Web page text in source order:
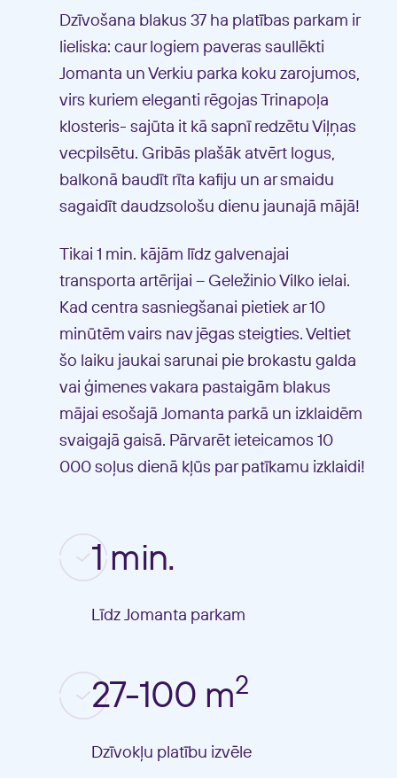
Dzīvošana blakus 37 ha platības parkam ir
lieliska: caur logiem paveras saullēkti
Jomanta un Verkiu parka koku zarojumos,
virs kuriem eleganti rēgojas Trinapoļa
klosteris- sajūta it kā sapnī redzētu Viļņas
vecpilsētu. Gribās plašāk atvērt logus,
balkonā baudīt rīta kafiju un ar smaidu
sagaidīt daudzsološu dienu jaunajā mājā!
Tikai 1 min. kājām līdz galvenajai
transporta artērijai – Geležinio Vilko ielai.
Kad centra sasniegšanai pietiek ar 10
minūtēm vairs nav jēgas steigties. Veltiet
šo laiku jaukai sarunai pie brokastu galda
vai ģimenes vakara pastaigām blakus
mājai esošajā Jomanta parkā un izklaidēm
svaigajā gaisā. Pārvarēt ieteicamos 10
000 soļus dienā kļūs par patīkamu izklaidi!
1 min.
Līdz Jomanta parkam
27-100 m2
Dzīvokļu platību izvēle